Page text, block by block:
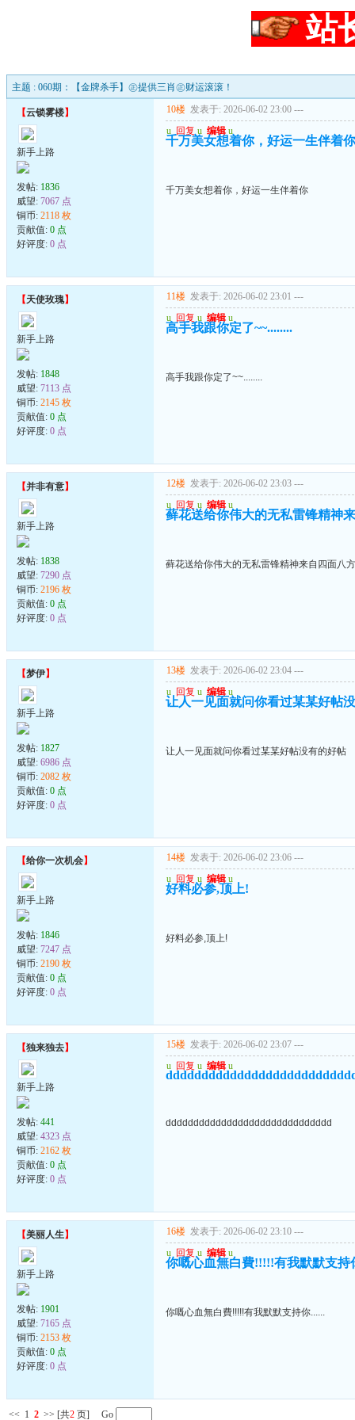
站
主题 : 060期：【金牌杀手】㊣提供三肖㊣财运滚滚！
【云锁雾楼】
新手上路
发帖: 1836
威望: 7067 点
铜币: 2118 枚
贡献值: 0 点
好评度: 0 点
10楼 发表于: 2026-06-02 23:00 ---
u 回复 u 编辑 u
千万美女想着你，好运一生伴着你
千万美女想着你，好运一生伴着你
【天使玫瑰】
新手上路
发帖: 1848
威望: 7113 点
铜币: 2145 枚
贡献值: 0 点
好评度: 0 点
11楼 发表于: 2026-06-02 23:01 ---
u 回复 u 编辑 u
高手我跟你定了~~........
高手我跟你定了~~........
【并非有意】
新手上路
发帖: 1838
威望: 7290 点
铜币: 2196 枚
贡献值: 0 点
好评度: 0 点
12楼 发表于: 2026-06-02 23:03 ---
u 回复 u 编辑 u
藓花送给你伟大的无私雷锋精神
藓花送给你伟大的无私雷锋精神来自四面八
【梦伊】
新手上路
发帖: 1827
威望: 6986 点
铜币: 2082 枚
贡献值: 0 点
好评度: 0 点
13楼 发表于: 2026-06-02 23:04 ---
u 回复 u 编辑 u
让人一见面就问你看过某某好帖
让人一见面就问你看过某某好帖没有的好帖
【给你一次机会】
新手上路
发帖: 1846
威望: 7247 点
铜币: 2190 枚
贡献值: 0 点
好评度: 0 点
14楼 发表于: 2026-06-02 23:06 ---
u 回复 u 编辑 u
好料必参,顶上!
好料必参,顶上!
【独来独去】
新手上路
发帖: 441
威望: 4323 点
铜币: 2162 枚
贡献值: 0 点
好评度: 0 点
15楼 发表于: 2026-06-02 23:07 ---
u 回复 u 编辑 u
dddddddddddddddddddddddddddddd
【美丽人生】
新手上路
发帖: 1901
威望: 7165 点
铜币: 2153 枚
贡献值: 0 点
好评度: 0 点
16楼 发表于: 2026-06-02 23:10 ---
u 回复 u 编辑 u
你嘅心血無白費!!!!!有我默默支持
你嘅心血無白費!!!!!有我默默支持你......
<< 1 2 >> [共2 页] Go